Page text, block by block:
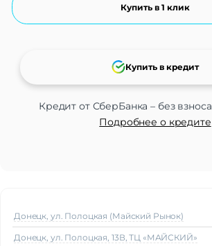
Купить в 1 клик
Кредит от СберБанка – без
Подробнее о кредите
Купить в кредит
Донецк, ул. Полоцкая (Майский Рынок)
Донецк, ул. Полоцкая, 13В, ТЦ «МАЙСКИЙ»